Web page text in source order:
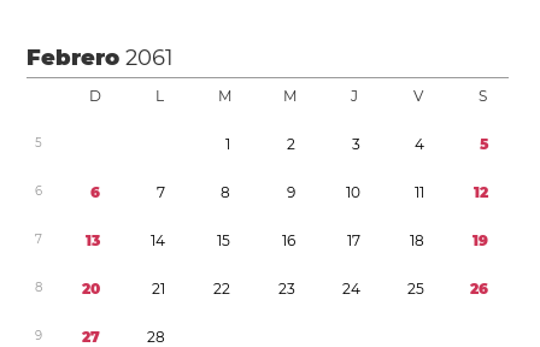
Febrero2061
D L M M J V S
5 1 2 3 4 5
6 6 7 8 9 10 11 12
7 13 14 15 16 17 18 19
8 20 21 22 23 24 25 26
9 27 28